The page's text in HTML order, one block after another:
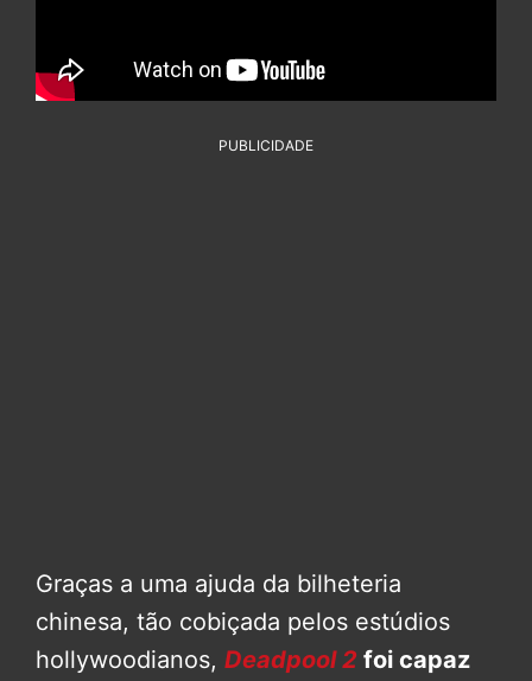
PUBLICIDADE
Graças a uma ajuda da bilheteria
chinesa, tão cobiçada pelos estúdios
hollywoodianos, Deadpool 2 foi capaz